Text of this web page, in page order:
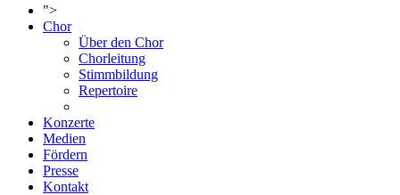
">
Chor
Über den Chor
Chorleitung
Stimmbildung
Repertoire
Konzerte
Medien
Fördern
Presse
Kontakt